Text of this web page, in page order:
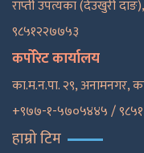
राप्ती उपत्यका (देउखुरी
९८५१२२७७५३
कर्पोरेट कार्यालय
का.म.न.पा. २९, अनामनगर,
+९७७-१-५७०५४४५ /
हाम्रो टिम